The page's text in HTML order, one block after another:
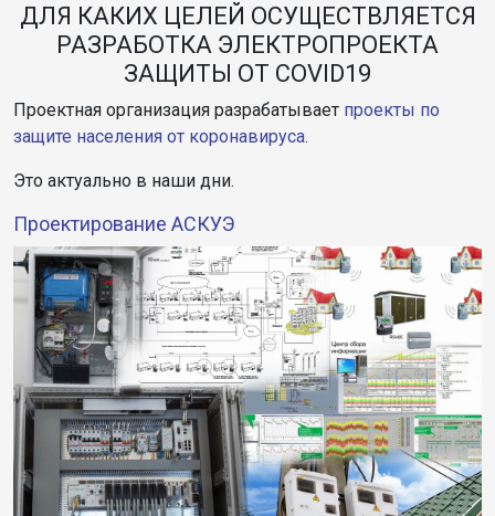
ДЛЯ КАКИХ ЦЕЛЕЙ ОСУЩЕСТВЛЯЕТСЯ
РАЗРАБОТКА ЭЛЕКТРОПРОЕКТА
ЗАЩИТЫ ОТ COVID19
Проектная организация разрабатывает проекты по
защите населения от коронавируса.
Это актуально в наши дни.
Проектирование АСКУЭ